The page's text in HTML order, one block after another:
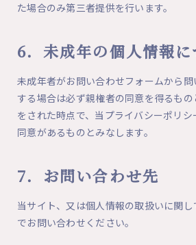
た場合のみ第三者提供を行います。
6．未成年の個人情報に
未成年者がお問い合わせフォームから問
する場合は必ず親権者の同意を得るも
をされた時点で、当プライバシーポリ
同意があるものとみなします。
7．お問い合わせ先
当サイト、又は個人情報の取扱いに関
でお問い合わせください。